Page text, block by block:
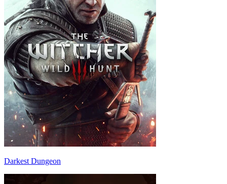
Darkest Dungeon